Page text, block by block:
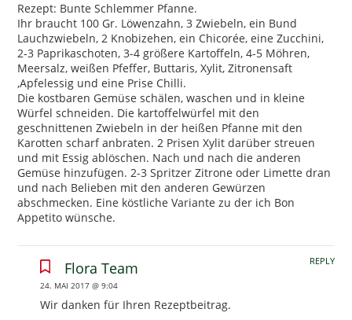
Rezept: Bunte Schlemmer Pfanne.
Ihr braucht 100 Gr. Löwenzahn, 3 Zwiebeln, ein Bund
Lauchzwiebeln, 2 Knobizehen, ein Chicorée, eine Zucchini,
2-3 Paprikaschoten, 3-4 größere Kartoffeln, 4-5 Möhren,
Meersalz, weißen Pfeffer, Buttaris, Xylit, Zitronensaft
,Apfelessig und eine Prise Chilli.
Die kostbaren Gemüse schälen, waschen und in kleine
Würfel schneiden. Die kartoffelwürfel mit den
geschnittenen Zwiebeln in der heißen Pfanne mit den
Karotten scharf anbraten. 2 Prisen Xylit darüber streuen
und mit Essig ablöschen. Nach und nach die anderen
Gemüse hinzufügen. 2-3 Spritzer Zitrone oder Limette dran
und nach Belieben mit den anderen Gewürzen
abschmecken. Eine köstliche Variante zu der ich Bon
Appetito wünsche.
Flora Team
24. MAI 2017 @ 9:04
Wir danken für Ihren Rezeptbeitrag.
REPLY